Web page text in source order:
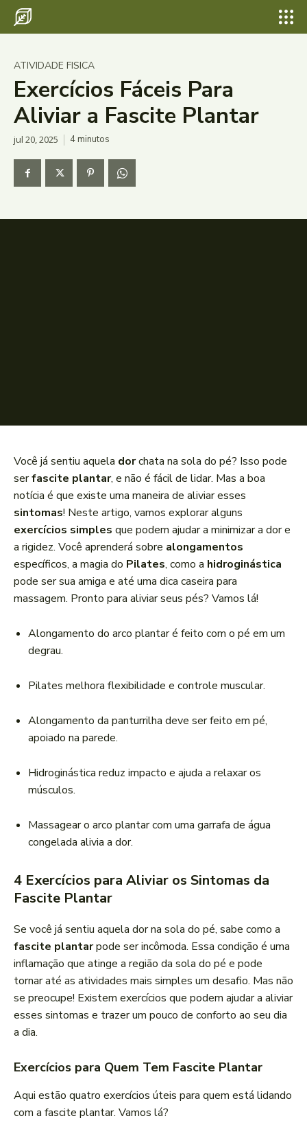
ATIVIDADE FISICA
Exercícios Fáceis Para
Aliviar a Fascite Plantar
jul 20, 2025 4minutos
Você já sentiu aquela dorchata na sola do pé? Isso pode
serfascite plantar, e não é fácil de lidar. Mas a boa
notícia é que existe uma maneira de aliviar esses
sintomas! Neste artigo, vamos explorar alguns
exercícios simples que podem ajudar a minimizar a dor e
a rigidez. Você aprenderá sobre alongamentos
específicos, a magia do Pilates, como a hidroginástica
pode ser sua amiga e até uma dica caseira para
massagem. Pronto para aliviar seus pés? Vamos lá!
Alongamento do arco plantar é feito com o pé em um
degrau.
Pilates melhora flexibilidade e controle muscular.
Alongamento da panturrilha deve ser feito em pé,
apoiado na parede.
Hidroginástica reduz impacto e ajuda a relaxar os
músculos.
Massagear o arco plantar com uma garrafa de água
congelada alivia a dor.
4 Exercícios para Aliviar os Sintomas da
Fascite Plantar
Se você já sentiu aquela dor na sola do pé, sabe como a
fascite plantarpode ser incômoda. Essa condição é uma
inflamação que atinge a região da sola do pé e pode
tornar até as atividades mais simples um desafio. Mas não
se preocupe! Existem exercícios que podem ajudar a aliviar
esses sintomas e trazer um pouco de conforto ao seu dia
a dia.
Exercícios para Quem Tem Fascite Plantar
Aqui estão quatro exercícios úteis para quem está lidando
com a fascite plantar. Vamos lá?